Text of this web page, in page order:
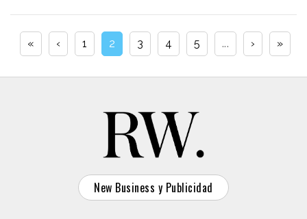
« ‹ 1 2 3 4 5 ... › »
New Business y Publicidad